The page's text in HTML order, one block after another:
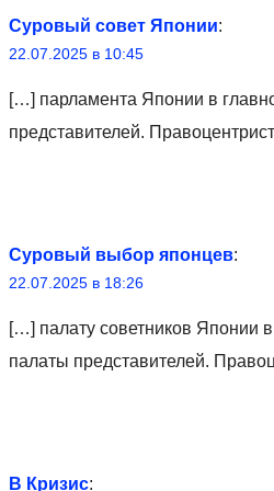
Суровый совет Японии:
22.07.2025 в 10:45
[…] парламента Японии в
представителей.
Суровый выбор японцев:
22.07.2025 в 18:26
[…] палату советников Японии
палаты представителей.
В Кризис: